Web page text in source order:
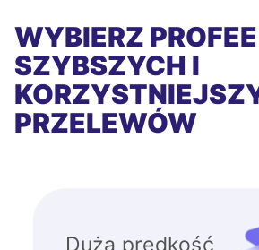
WYBIERZ
SZYBSZYCH I
PRZELEWÓW
Duża prędkość